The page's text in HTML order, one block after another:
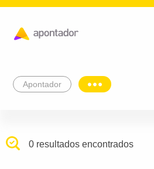
Apontador
0 resultados encontrados